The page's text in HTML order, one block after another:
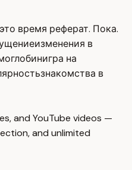
время реферат. Пока.
изменения в
игра на
знакомства в
and YouTube videos —
and unlimited